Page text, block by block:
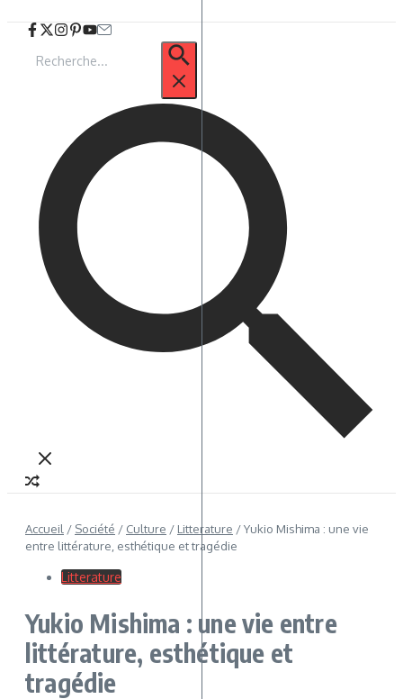
pour
Accueil / Société / Culture / Litterature /Yukio Mishima : une vie
entre littérature, esthétique et tragédie
Litterature
Yukio Mishima : une vie entre
littérature, esthétique et
tragédie